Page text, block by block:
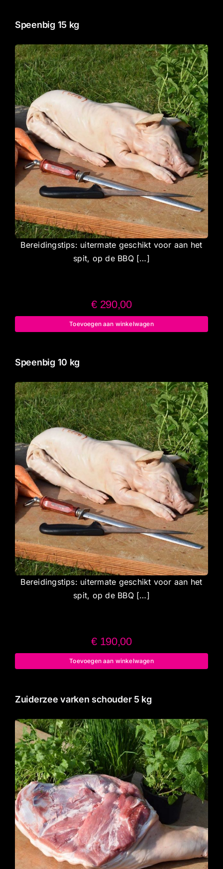
Speenbig 15 kg
Bereidingstips: uitermate geschikt voor aan het
spit, op de BBQ […]
€290,00
Toevoegen aan winkelwagen
Speenbig 10 kg
Bereidingstips: uitermate geschikt voor aan het
spit, op de BBQ […]
€190,00
Toevoegen aan winkelwagen
Zuiderzee varken schouder 5 kg